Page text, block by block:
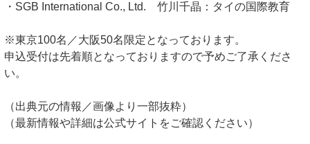
・SGB International Co., Ltd. 竹川千晶：タイの国際教育
※東京100名／大阪50名限定となっております。
申込受付は先着順となっておりますので予めご了承くださ
い。
（出典元の情報／画像より一部抜粋）
（最新情報や詳細は公式サイトをご確認ください）